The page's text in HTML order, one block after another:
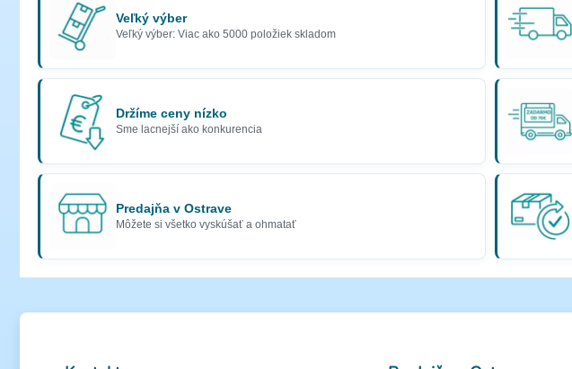
Veľký výber
Veľký výber: Viac ako 5000 položiek skladom
Držíme ceny nízko
Sme lacnejší ako konkurencia
Predajňa v Ostrave
Môžete si všetko vyskúšať a ohmatať